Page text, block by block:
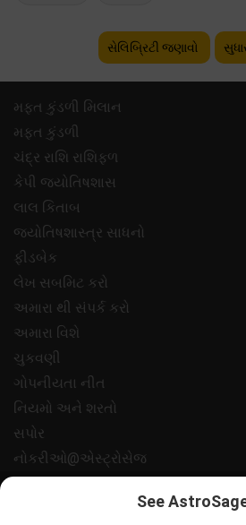
સેલિબ્રિટી જણાવો
મફ્ત કુંડળી મિલાન
મફ્ત કુંડળી
ચંદ્ર રાશિ રાશિફળ
કેપી જ્યોતિષશાસ
લાલ કિતાબ
જ્યોતિષશાસ્ત્ર સાધનો
ફીડબેક
લેખ સબમિટ કરો
અમારા થી સંપર્ક કરો
અમારા વિશે
ચુકવણી
ગોપનીયતા નીત
નિયમો અને શરતો
સપોર
નોકરીઓ@એસ્ટ્રોસેજ
All copyrights reserved 2025
See